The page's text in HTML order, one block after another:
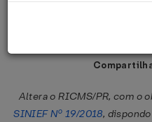
Decreto Nº
Publicado no
Altera o RICMS/PR, com o
SINIEF Nº 19/2018,